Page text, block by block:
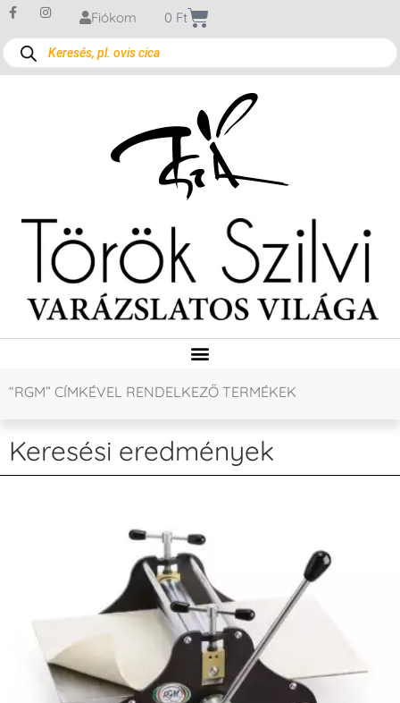
Fiókom 0 Ft
“RGM” CÍMKÉVEL RENDELKEZŐ TERMÉKEK
Keresési eredmények